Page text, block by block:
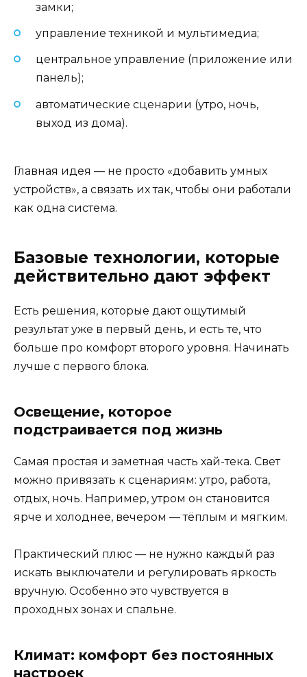
замки;
управление техникой и мультимедиа;
центральное управление (приложение или
панель);
автоматические сценарии (утро, ночь,
выход из дома).
Главная идея — не просто «добавить умных
устройств», а связать их так, чтобы они работали
как одна система.
Базовые технологии, которые
действительно дают эффект
Есть решения, которые дают ощутимый
результат уже в первый день, и есть те, что
больше про комфорт второго уровня. Начинать
лучше с первого блока.
Освещение, которое
подстраивается под жизнь
Самая простая и заметная часть хай-тека. Свет
можно привязать к сценариям: утро, работа,
отдых, ночь. Например, утром он становится
ярче и холоднее, вечером — тёплым и мягким.
Практический плюс — не нужно каждый раз
искать выключатели и регулировать яркость
вручную. Особенно это чувствуется в
проходных зонах и спальне.
Климат: комфорт без постоянных
настроек